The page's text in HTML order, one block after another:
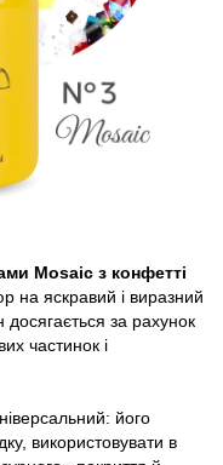
Mosaic з конфетті
на яскравий і виразний
за рахунок
частинок і
його
використовувати в